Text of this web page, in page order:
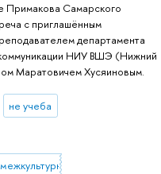
Примакова Самарского
с приглашённым
департамента
НИУ ВШЭ (Нижний
Маратовичем Хусяиновым.
не учеба
коммуникации